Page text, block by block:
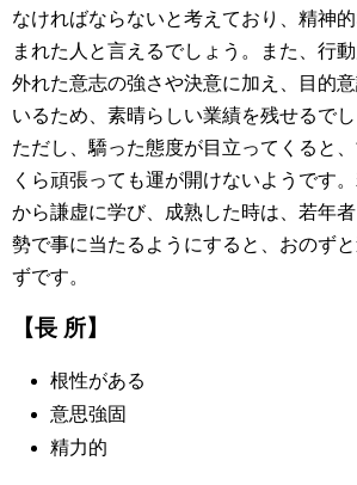
なければならないと考えており、精神
まれた人と言えるでしょう。また、行
外れた意志の強さや決意に加え、目的
いるため、素晴らしい業績を残せるでし
ただし、驕った態度が目立ってくると
くら頑張っても運が開けないようです
から謙虚に学び、成熟した時は、若年
勢で事に当たるようにすると、おのず
ずです。
【長 所】
根性がある
意思強固
精力的